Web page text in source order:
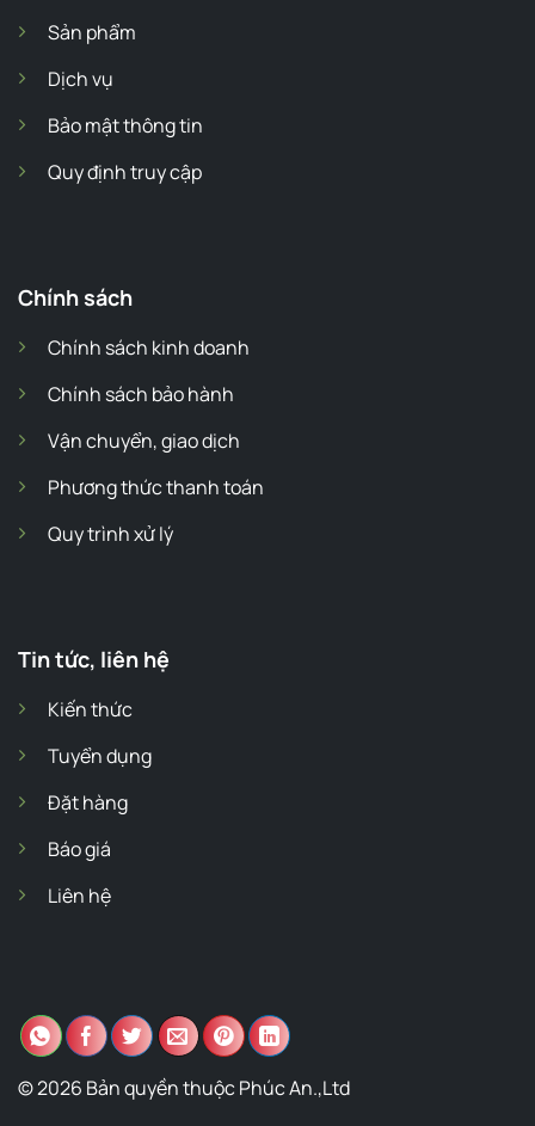
Sản phẩm
Dịch vụ
Bảo mật thông tin
Quy định truy cập
Chính sách
Chính sách kinh doanh
Chính sách bảo hành
Vận chuyển, giao dịch
Phương thức thanh toán
Quy trình xử lý
Tin tức, liên hệ
Kiến thức
Tuyển dụng
Đặt hàng
Báo giá
Liên hệ
© 2026 Bản quyền thuộc Phúc An.,Ltd